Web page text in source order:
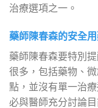
治療選項之一。
藥師陳春森的安全
藥師陳春森要特別
很多，包括藥物、
點，並沒有單一治
必與醫師充分討論